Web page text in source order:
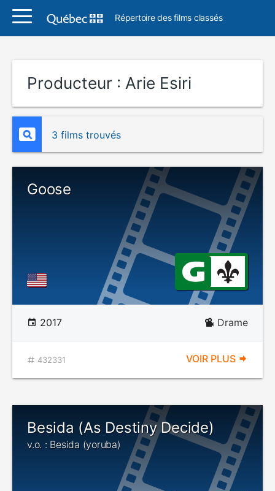
Répertoire des films classés
Producteur : Arie Esiri
3 films trouvés
Goose
2017 Drame
432331 VOIR PLUS
Besida (As Destiny Decide)
v.o. : Besida (yoruba)